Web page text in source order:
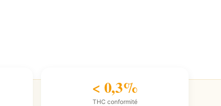
< 0,3%
THC conformité